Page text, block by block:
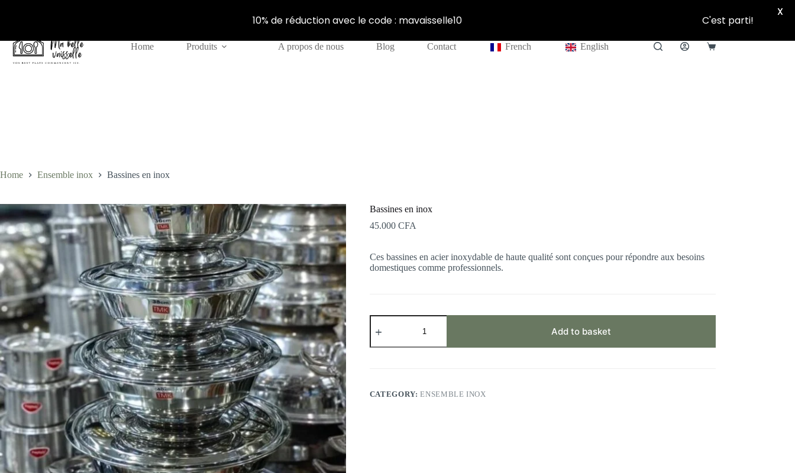
Skip
content
Home Produits A propos de nous Blog Contact French English
Shopping
Home Ensemble inox Bassines en inox
Bassines en inox
45.000 CFA
Ces bassines en acier inoxydable de haute qualité sont conçues pour répondre aux besoins
domestiques comme professionnels.
Bassines
en
quantity
Add to basket
CATEGORY:ENSEMBLE INOX
10% de réduction avec le code : mavaisselle10 C'est parti!
X